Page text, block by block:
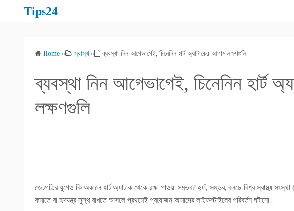
Tips24
Home » স্বাস্থ » ব্যবস্থা নিন আগেভাগেই, চিনেনিন হার্ট অ্যাটাকের আগাম লক্ষণগুলি
ব্যবস্থা নিন আগেভাগেই, চিনেনিন হার্ট
লক্ষণগুলি
জেটগতির যুগেও কি অকালে হার্ট অ্যাটাক থেকে রক্ষা পাওয়া সম্ভব? হ্যাঁ, সম্ভব, বলছে বিশ্ব স্বাস্থ্য
কমাতে বা হৃদযন্ত্র সুস্থ রাখতে আসলে প্রথমেই প্রয়োজন আমাদের লাইফস্টাইলের পরিবর্তন ঘটানো।